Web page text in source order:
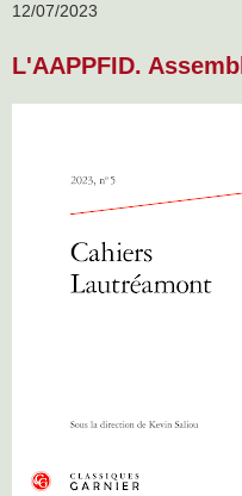
12/07/2023
L'AAPPFID.